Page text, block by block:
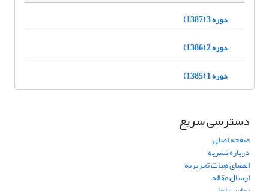
دوره 3 (1387)
دوره 2 (1386)
دوره 1 (1385)
دسترسی سریع
صفحه اصلی
درباره نشریه
اعضای هیات تحریریه
ارسال مقاله